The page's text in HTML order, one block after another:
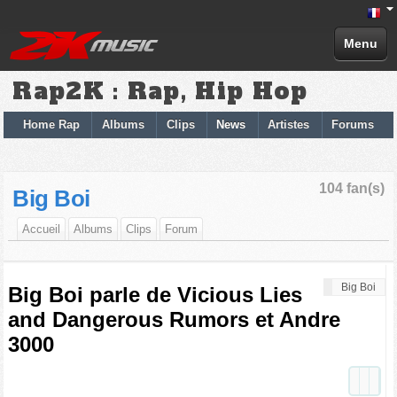
Menu
Rap2K : Rap, Hip Hop
Home Rap Albums Clips News Artistes Forums
104 fan(s)
Big Boi
Accueil Albums Clips Forum
Big Boi
Big Boi parle de Vicious Lies
and Dangerous Rumors et Andre
3000